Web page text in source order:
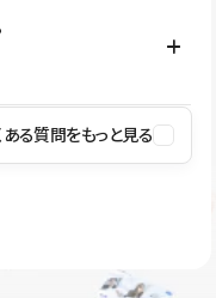
を進めやすくなりま
利用できるよう、通信
弱性対策など、複数の観
り、悪質なスクリプトの
ーでご確認いただけま
ィもご利用ください。
ある質問をもっと見る